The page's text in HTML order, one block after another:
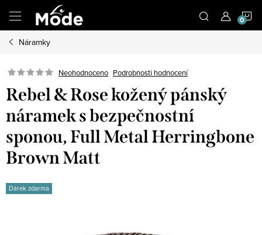
obsah
Náramky
Neohodnoceno Podrobnosti hodnocení
Rebel & Rose kožený pánský
náramek s bezpečnostní
sponou, Full Metal Herringbone
Brown Matt
Dárek zdarma